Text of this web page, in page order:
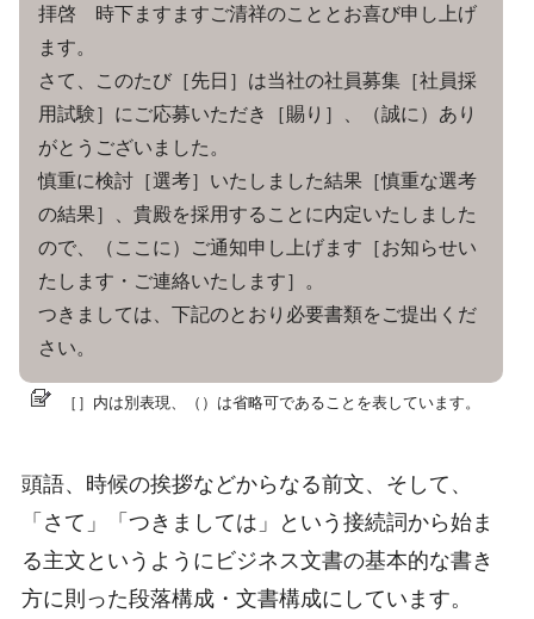
拝啓 時下ますますご清祥のこととお喜び申し上げ
ます。
さて、このたび［先日］は当社の社員募集［社員採
用試験］にご応募いただき［賜り］、（誠に）あり
がとうございました。
慎重に検討［選考］いたしました結果［慎重な選考
の結果］、貴殿を採用することに内定いたしました
ので、（ここに）ご通知申し上げます［お知らせい
たします・ご連絡いたします］。
つきましては、下記のとおり必要書類をご提出くだ
さい。
［］内は別表現、（）は省略可であることを表しています。
頭語、時候の挨拶などからなる前文、そして、
「さて」「つきましては」という接続詞から始ま
る主文というようにビジネス文書の基本的な書き
方に則った段落構成・文書構成にしています。